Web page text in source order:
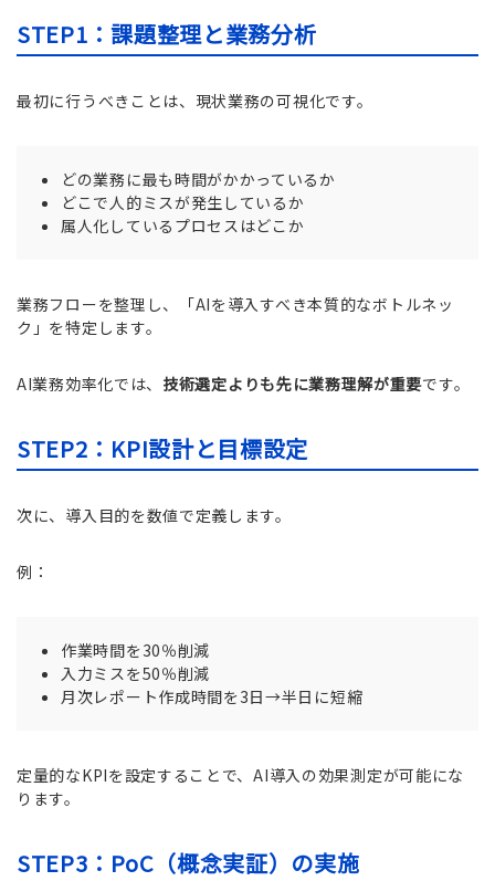
STEP1：課題整理と業務分析
最初に行うべきことは、現状業務の可視化です。
どの業務に最も時間がかかっているか
どこで人的ミスが発生しているか
属人化しているプロセスはどこか
業務フローを整理し、「AIを導入すべき本質的なボトルネッ
ク」を特定します。
AI業務効率化では、 技術選定よりも先に業務理解が重要です。
STEP2：KPI設計と目標設定
次に、導入目的を数値で定義します。
例：
作業時間を30％削減
入力ミスを50％削減
月次レポート作成時間を3日→半日に短縮
定量的なKPIを設定することで、AI導入の効果測定が可能にな
ります。
STEP3：PoC（概念実証）の実施